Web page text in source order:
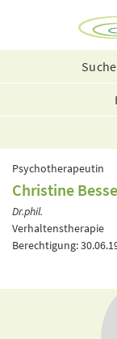
Psychotherapeutin
Christine
Dr.phil.
Verhaltenstherapie
Berechtigung: